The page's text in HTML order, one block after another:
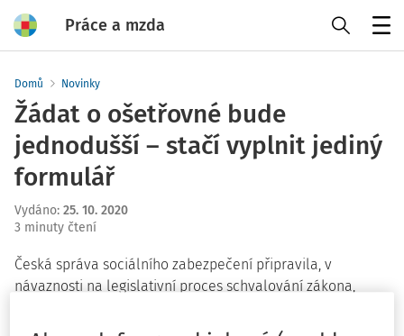
Práce a mzda
Domů Novinky
Žádat o ošetřovné bude
jednodušší – stačí vyplnit jediný
formulář
Vydáno: 25. 10. 2020
3 minuty čtení
Česká správa sociálního zabezpečení připravila, v
návaznosti na legislativní proces schvalování zákona,
současné epidemii, nový formulář žádosti o dávku.